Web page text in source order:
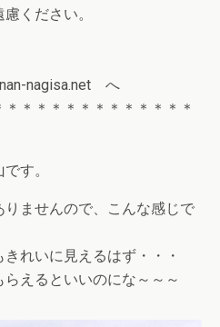
ください。
nagisa.net へ
＊＊＊＊＊＊＊＊＊＊＊＊
す。
ませんので、こんな感じで
れいに見えるはず・・・
えるといいのにな～～～